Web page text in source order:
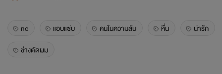
nc แอบแซ่บ คนในความลับ หื่น
น่ารัก
ช่างตัดผม